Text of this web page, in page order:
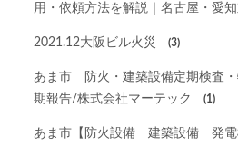
用・依頼方法を解説｜名古屋・愛
2021.12大阪ビル火災 (3)
あま市 防火・建築設備定期検査
期報告/株式会社マーテック
(1)
あま市【防火設備 建築設備 発電